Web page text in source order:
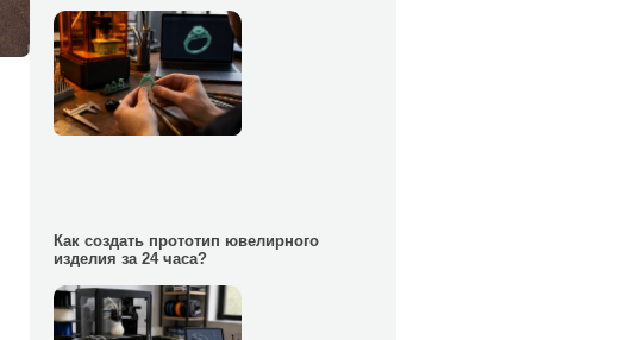
Как создать прототип ювелирного
изделия за 24 часа?